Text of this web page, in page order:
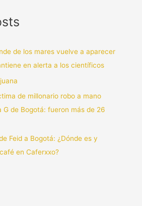
de los mares vuelve a aparecer
en alerta a los científicos
de millonario robo a mano
G de Bogotá: fueron más de 26
Feid a Bogotá: ¿Dónde es y
en Caferxxo?